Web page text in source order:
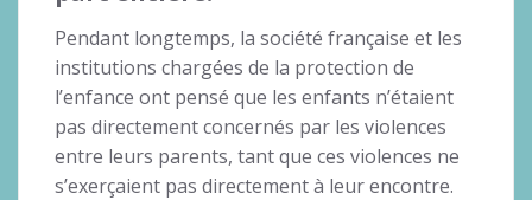
Pendant longtemps, la société française et les
institutions chargées de la protection de
l’enfance ont pensé que les enfants n’étaient
pas directement concernés par les violences
entre leurs parents, tant que ces violences ne
s’exerçaient pas directement à leur encontre.